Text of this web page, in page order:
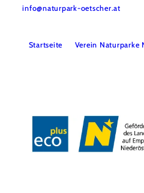
info@naturpark-oetscher.at
Startseite Verein Naturparke